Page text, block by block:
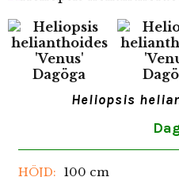
Heliopsis
HÖJD: 100 cm